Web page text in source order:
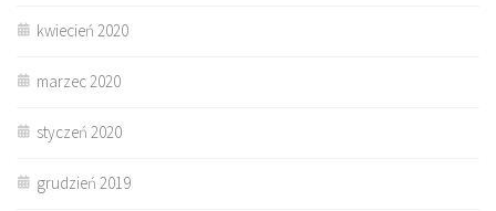
kwiecień 2020
marzec 2020
styczeń 2020
grudzień 2019